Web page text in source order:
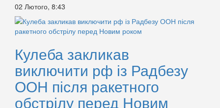
02 Лютого, 8:43
Кулеба закликав
виключити рф із Радбезу
ООН після ракетного
обстрілу перед Новим